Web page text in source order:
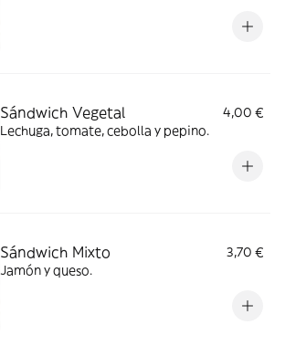
Sándwich Vegetal
4,00 €
Lechuga, tomate, cebolla y pepino.
Sándwich Mixto
3,70 €
Jamón y queso.